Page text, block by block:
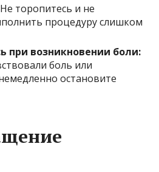
Не торопитесь и не
процедуру слишком
при возникновении боли:
боль или
остановите